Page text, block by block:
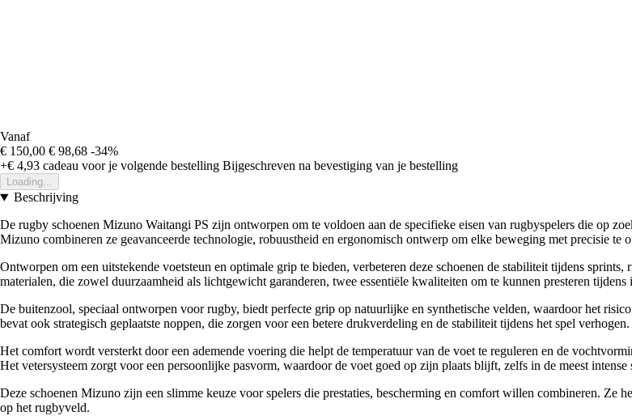
Vanaf
€ 150,00 € 98,68 -34%
+€ 4,93 cadeau voor je volgende bestelling Bijgeschreven na bevestiging van je bestelling
Loading...
Beschrijving
De rugby schoenen Mizuno Waitangi PS zijn ontworpen om te voldoen aan de specifieke eisen van rugbyspelers die op
Mizuno combineren ze geavanceerde technologie, robuustheid en ergonomisch ontwerp om elke beweging met precisie te
Ontworpen om een uitstekende voetsteun en optimale grip te bieden, verbeteren deze schoenen de stabiliteit tijdens
materialen, die zowel duurzaamheid als lichtgewicht garanderen, twee essentiële kwaliteiten om te kunnen presteren tijdens
De buitenzool, speciaal ontworpen voor rugby, biedt perfecte grip op natuurlijke en synthetische velden, waardoor het
bevat ook strategisch geplaatste noppen, die zorgen voor een betere drukverdeling en de stabiliteit tijdens het spel verhogen.
Het comfort wordt versterkt door een ademende voering die helpt de temperatuur van de voet te reguleren en de
Het vetersysteem zorgt voor een persoonlijke pasvorm, waardoor de voet goed op zijn plaats blijft, zelfs in de meest intense
Deze schoenen Mizuno zijn een slimme keuze voor spelers die prestaties, bescherming en comfort willen combineren. Ze
op het rugbyveld.